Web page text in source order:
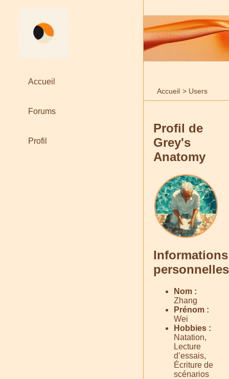
Accueil > Users
Accueil
Forums
Profil
Profil de
Grey's
Anatomy
Informations
personnelles
Nom :
Zhang
Prénom :
Wei
Hobbies :
Natation,
Lecture
d’essais,
Écriture de
scénarios